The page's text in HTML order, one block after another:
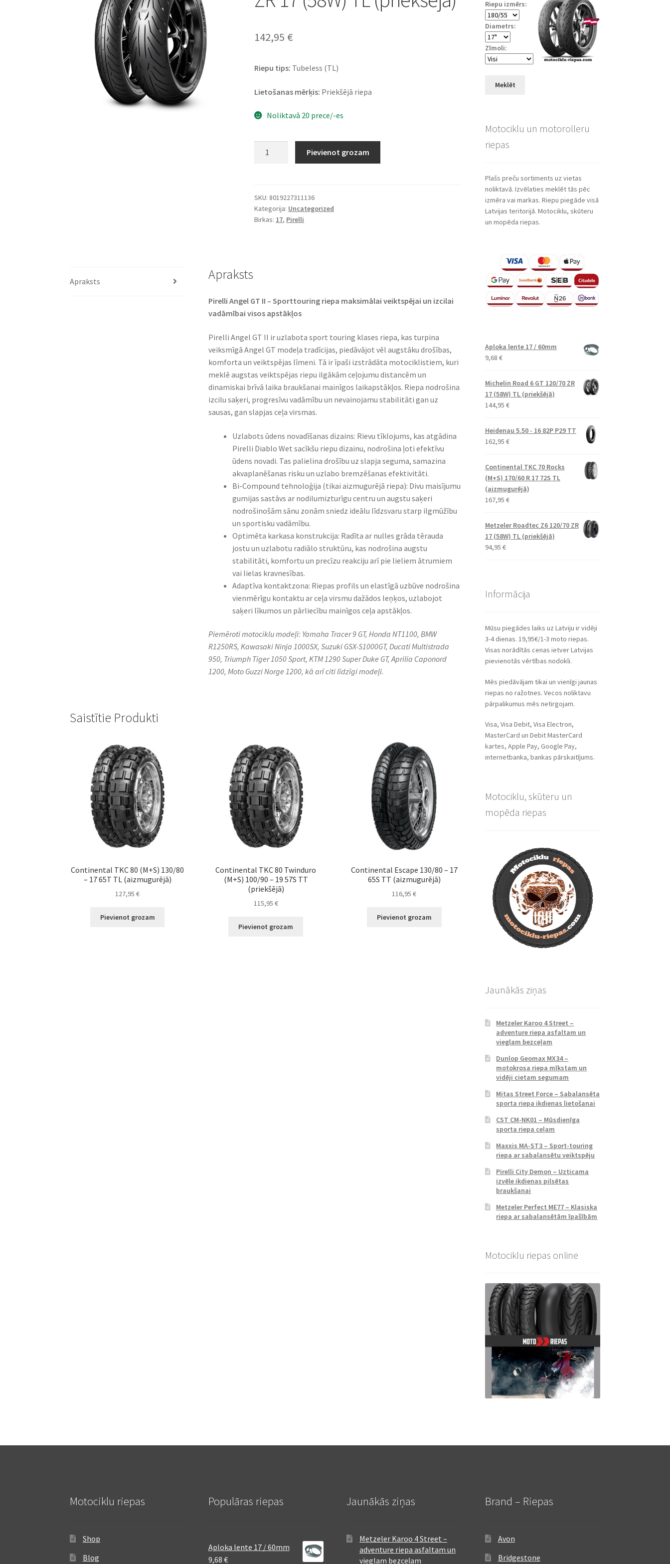
142,95 €
Riepu tips: Tubeless (TL)
Lietošanas mērķis: Priekšējā riepa
Noliktavā 20 prece/-es
120/70
ZR
17
Pievienot grozam
SKU: 8019227311136
Kategorija: Uncategorized
Birkas: 17, Pirelli
Apraksts Apraksts
Pirelli Angel GT II – Sporttouring riepa maksimālai veiktspējai un izcilai
vadāmībai visos apstākļos
Pirelli Angel GT II ir uzlabota sport touring klases riepa, kas turpina
veiksmīgā Angel GT modeļa tradīcijas, piedāvājot vēl augstāku drošības,
komforta un veiktspējas līmeni. Tā ir īpaši izstrādāta motociklistiem, kuri
meklē augstas veiktspējas riepu ilgākām ceļojumu distancēm un
dinamiskai brīvā laika braukšanai mainīgos laikapstākļos. Riepa nodrošina
izcilu saķeri, progresīvu vadāmību un nevainojamu stabilitāti gan uz
sausas, gan slapjas ceļa virsmas.
Uzlabots ūdens novadīšanas dizains: Rievu tīklojums, kas atgādina
Pirelli Diablo Wet sacīkšu riepu dizainu, nodrošina ļoti efektīvu
ūdens novadi. Tas palielina drošību uz slapja seguma, samazina
akvaplanēšanas risku un uzlabo bremzēšanas efektivitāti.
Bi-Compound tehnoloģija (tikai aizmugurējā riepa): Divu maisījumu
gumijas sastāvs ar nodilumizturīgu centru un augstu saķeri
nodrošinošām sānu zonām sniedz ideālu līdzsvaru starp ilgmūžību
un sportisku vadāmību.
Optimēta karkasa konstrukcija: Radīta ar nulles grāda tērauda
jostu un uzlabotu radiālo struktūru, kas nodrošina augstu
stabilitāti, komfortu un precīzu reakciju arī pie lieliem ātrumiem
vai lielas kravnesības.
Adaptīva kontaktzona: Riepas profils un elastīgā uzbūve nodrošina
vienmērīgu kontaktu ar ceļa virsmu dažādos leņķos, uzlabojot
saķeri līkumos un pārliecību mainīgos ceļa apstākļos.
Piemēroti motociklu modeļi: Yamaha Tracer 9 GT, Honda NT1100, BMW
R1250RS, Kawasaki Ninja 1000SX, Suzuki GSX-S1000GT, Ducati Multistrada
950, Triumph Tiger 1050 Sport, KTM 1290 Super Duke GT, Aprilia Caponord
1200, Moto Guzzi Norge 1200, kā arī citi līdzīgi modeļi.
Saistītie Produkti
Continental TKC 80 (M+S) 130/80
– 17 65T TL (aizmugurējā)
127,95€
Pievienot grozam
Continental TKC 80 Twinduro
(M+S) 100/90 – 19 57S TT
(priekšējā)
115,95 €
Pievienot grozam
Continental Escape 130/80 – 17
65S TT (aizmugurējā)
116,95€
Pievienot grozam
Riepu izmērs:
Diametrs:
Zīmoli:
Meklēt
Motociklu un motorolleru
riepas
Plašs preču sortiments uz vietas
noliktavā. Izvēlaties meklēt tās pēc
izmēra vai markas. Riepu piegāde visā
Latvijas teritorijā. Motociklu, skūteru
un mopēda riepas.
Aploka lente 17 / 60mm
9,68 €
Michelin Road 6 GT 120/70 ZR
17 (58W) TL (priekšējā)
144,95 €
Heidenau 5.50 - 16 82P P29 TT
162,95 €
Continental TKC 70 Rocks
(M+S) 170/60 R 17 72S TL
(aizmugurējā)
167,95 €
Metzeler Roadtec Z6 120/70 ZR
17 (58W) TL (priekšējā)
94,95 €
Informācija
Mūsu piegādes laiks uz Latviju ir vidēji
3-4 dienas. 19,95€/1-3 moto riepas.
Visas norādītās cenas ietver Latvijas
pievienotās vērtības nodokli.
Mēs piedāvājam tikai un vienīgi jaunas
riepas no ražotnes. Vecos noliktavu
pārpalikumus mēs netirgojam.
Visa, Visa Debit, Visa Electron,
MasterCard un Debit MasterCard
kartes, Apple Pay, Google Pay,
internetbanka, bankas pārskaitījums.
Motociklu, skūteru un
mopēda riepas
Jaunākās ziņas
Metzeler Karoo 4 Street –
adventure riepa asfaltam un
vieglam bezceļam
Dunlop Geomax MX34 –
motokrosa riepa mīkstam un
vidēji cietam segumam
Mitas Street Force – Sabalansēta
sporta riepa ikdienas lietošanai
CST CM-NK01 – Mūsdienīga
sporta riepa ceļam
Maxxis MA-ST3 – Sport-touring
riepa ar sabalansētu veiktspēju
Pirelli City Demon – Uzticama
izvēle ikdienas pilsētas
braukšanai
Metzeler Perfect ME77 – Klasiska
riepa ar sabalansētām īpašībām
Motociklu riepas online
Motociklu riepas
Shop
Blog
Populāras riepas
Aploka lente 17 / 60mm
9,68 €
Jaunākās ziņas
Metzeler Karoo 4 Street –
adventure riepa asfaltam un
vieglam bezceļam
Brand – Riepas
Avon
Bridgestone